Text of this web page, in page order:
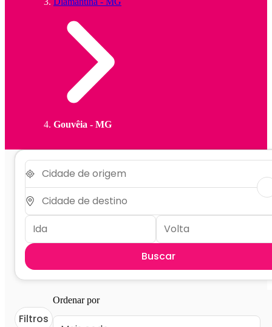
Gouvêia - MG
Buscar
Filtros
Ordenar por